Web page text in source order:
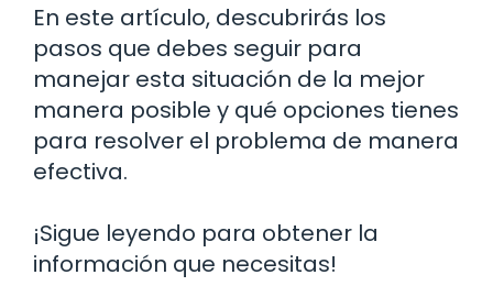
En este artículo, descubrirás los
pasos que debes seguir para
manejar esta situación de la mejor
manera posible y qué opciones tienes
para resolver el problema de manera
efectiva.
¡Sigue leyendo para obtener la
información que necesitas!